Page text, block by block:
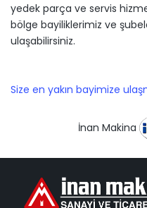
yedek parça ve servis
bölge bayiliklerimiz ve
ulaşabilirsiniz.
Size en yakın bayimize
İnan Makina